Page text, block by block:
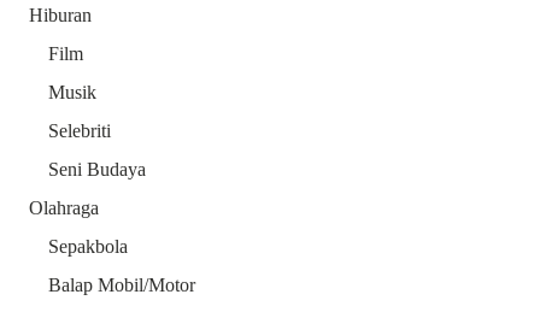
Hiburan
Film
Musik
Selebriti
Seni Budaya
Olahraga
Sepakbola
Balap Mobil/Motor